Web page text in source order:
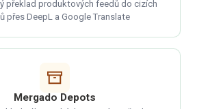
překlad produktových feedů do cizích
přes DeepL a Google Translate
Mergado Depots